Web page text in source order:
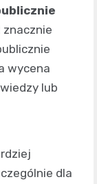
wycena
lub
dla